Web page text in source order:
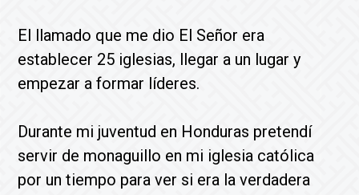
El llamado que me dio El Señor era
establecer 25 iglesias, llegar a un lugar y
empezar a formar líderes.
Durante mi juventud en Honduras pretendí
servir de monaguillo en mi iglesia católica
por un tiempo para ver si era la verdadera